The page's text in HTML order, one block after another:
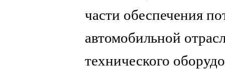
части обеспечения
автомобильной
технического